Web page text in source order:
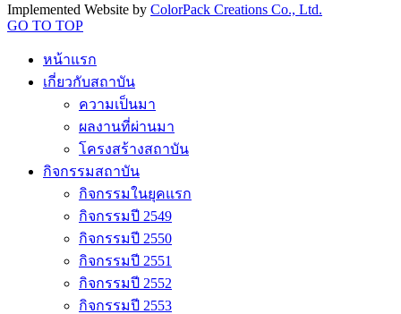
Implemented Website by ColorPack Creations Co., Ltd.
GO TO TOP
หน้าแรก
เกี่ยวกับสถาบัน
ความเป็นมา
ผลงานที่ผ่านมา
โครงสร้างสถาบัน
กิจกรรมสถาบัน
กิจกรรมในยุคแรก
กิจกรรมปี 2549
กิจกรรมปี 2550
กิจกรรมปี 2551
กิจกรรมปี 2552
กิจกรรมปี 2553